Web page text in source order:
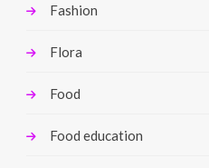
Fashion
Flora
Food
Food education